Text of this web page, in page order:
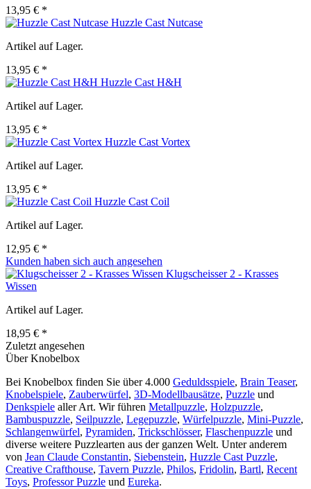
13,95 € *
Huzzle Cast Nutcase
Artikel auf Lager.
13,95 € *
Huzzle Cast H&H
Artikel auf Lager.
13,95 € *
Huzzle Cast Vortex
Artikel auf Lager.
13,95 € *
Huzzle Cast Coil
Artikel auf Lager.
12,95 € *
Kunden haben sich auch angesehen
Klugscheisser 2 - Krasses
Wissen
Artikel auf Lager.
18,95 € *
Zuletzt angesehen
Über Knobelbox
Bei Knobelbox finden Sie über 4.000 Geduldsspiele, Brain Teaser,
Knobelspiele, Zauberwürfel, 3D-Modellbausätze, Puzzle und
Denkspiele aller Art. Wir führen Metallpuzzle, Holzpuzzle,
Bambuspuzzle, Seilpuzzle, Legepuzzle, Würfelpuzzle, Mini-Puzzle,
Schlangenwürfel, Pyramiden, Trickschlösser, Flaschenpuzzle und
diverse weitere Puzzlearten aus der ganzen Welt. Unter anderem
von Jean Claude Constantin, Siebenstein, Huzzle Cast Puzzle,
Creative Crafthouse, Tavern Puzzle, Philos, Fridolin, Bartl, Recent
Toys, Professor Puzzle und Eureka.